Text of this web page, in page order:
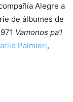
Alegre a
de álbumes de
Vamonos pa’l
Palmieri,